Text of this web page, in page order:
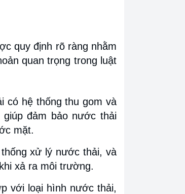
quy định rõ ràng nhằm
quan trọng trong luật
có hệ thống thu gom và
đảm bảo nước thải
mặt.
xử lý nước thải, và
xả ra môi trường.
với loại hình nước thải,